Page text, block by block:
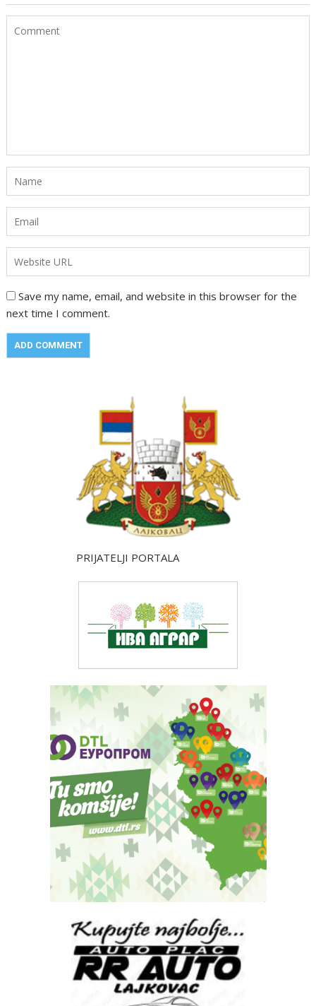
Save my name, email, and website in this browser for the
next time I comment.
PRIJATELJI PORTALA